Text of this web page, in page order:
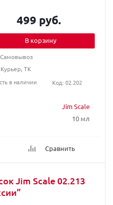
Jim Scale
10 мл
Сравнить
499 руб.
В корзину
Самовывоз
Курьер, ТК
в наличии
Код: 02.202
Jim Scale 02.213